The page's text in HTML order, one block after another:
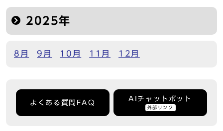
2025年
8月 9月 10月 11月 12月
よくある質問FAQ
AIチャットボット
外部リンク